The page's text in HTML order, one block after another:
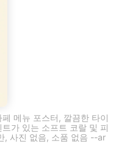
메뉴 포스터, 깔끔한 타이
가 있는 소프트 코랄 및 피
, 사진 없음, 소품 없음 --ar